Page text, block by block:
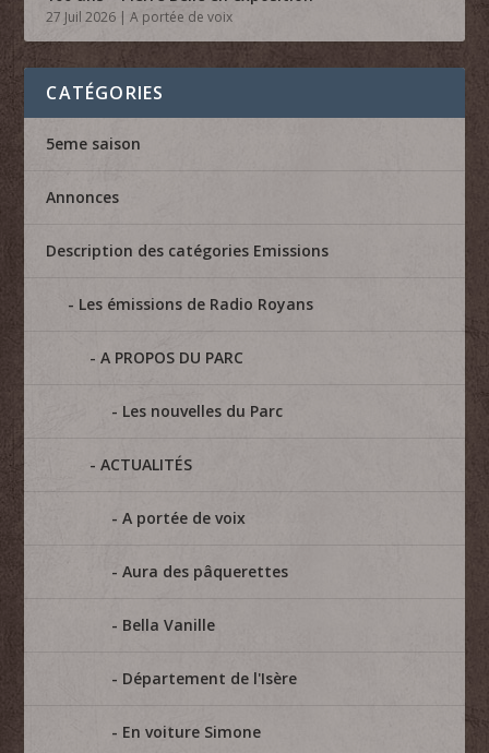
27 Juil 2026 |A portée de voix
CATÉGORIES
5eme saison
Annonces
Description des catégories Emissions
Les émissions de Radio Royans
A PROPOS DU PARC
Les nouvelles du Parc
ACTUALITÉS
A portée de voix
Aura des pâquerettes
Bella Vanille
Département de l'Isère
En voiture Simone